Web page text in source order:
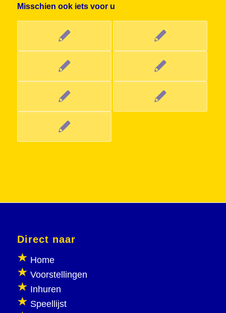
Misschien ook iets voor u
Direct naar
Home
Voorstellingen
Inhuren
Speellijst